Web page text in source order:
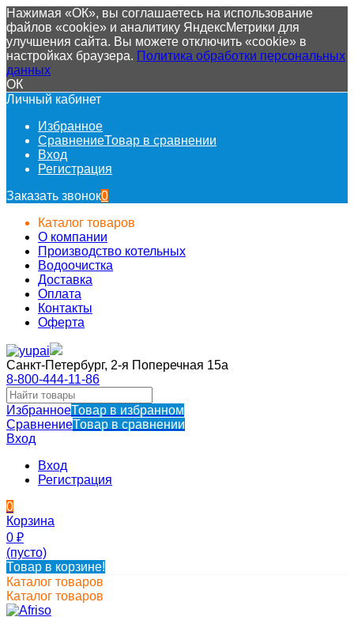
Нажимая «ОК», вы соглашаетесь на использование
файлов «cookie» и аналитику ЯндексМетрики для
улучшения сайта. Вы можете отключить «cookie» в
настройках браузера. Политика обработки персональных
данных
ОК
Личный кабинет
Избранное
СравнениеТовар в сравнении
Вход
Регистрация
Заказать звонок0
Каталог товаров
О компании
Производство котельных
Водоочистка
Доставка
Оплата
Контакты
Оферта
Санкт-Петербург, 2-я Поперечная 15а
8-800-444-11-86
ИзбранноеТовар в избранном
СравнениеТовар в сравнении
Вход
Вход
Регистрация
0
Корзина
0 ₽
(пусто)
Товар в корзине!
Каталог товаров
Каталог товаров